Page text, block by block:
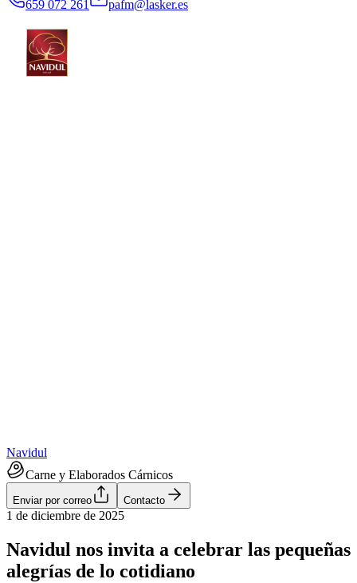
659 072 261 pafm@lasker.es
Navidul
Carne y Elaborados Cárnicos
Enviar por correo Contacto
1 de diciembre de 2025
Navidul nos invita a celebrar las pequeñas
alegrías de lo cotidiano